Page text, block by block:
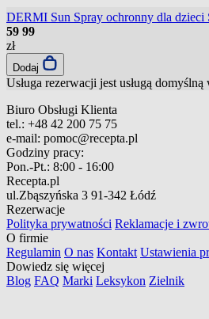
DERMI Sun Spray ochronny dla dzieci
59 99
zł
Dodaj
Usługa rezerwacji jest usługą domyślną
Biuro Obsługi Klienta
tel.: +48 42 200 75 75
e-mail: pomoc@recepta.pl
Godziny pracy:
Pon.-Pt.: 8:00 - 16:00
Recepta.pl
ul.Zbąszyńska 3 91-342 Łódź
Rezerwacje
Polityka prywatności Reklamacje i
O firmie
Regulamin O nas Kontakt Ustawienia
Dowiedz się więcej
Blog FAQ Marki Leksykon Zielnik